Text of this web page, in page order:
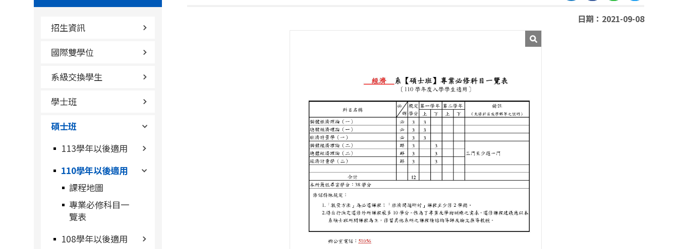
招生資訊
國際雙學位
系級交換學生
學士班
碩士班
113學年以後適用
110學年以後適用
課程地圖
專業必修科目一
覽表
108學年以後適用
日期：2021-09-08